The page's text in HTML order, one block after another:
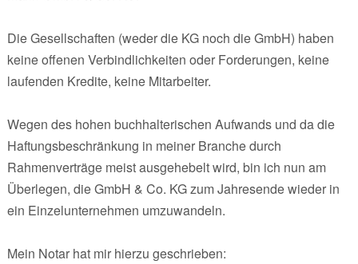
Die Gesellschaften (weder die KG noch die GmbH) haben
keine offenen Verbindlichkeiten oder Forderungen, keine
laufenden Kredite, keine Mitarbeiter.
Wegen des hohen buchhalterischen Aufwands und da die
Haftungsbeschränkung in meiner Branche durch
Rahmenverträge meist ausgehebelt wird, bin ich nun am
Überlegen, die GmbH & Co. KG zum Jahresende wieder in
ein Einzelunternehmen umzuwandeln.
Mein Notar hat mir hierzu geschrieben: